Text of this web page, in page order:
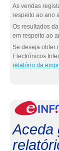
As vendas
respeito ao ano
Os resultados
em respeito ao
Se deseja obter
Electrónicos
relatório da
Aceda